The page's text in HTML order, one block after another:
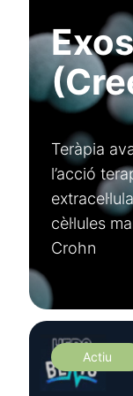
Teràpia
l’acció
cèl·lules
Crohn
Actiu